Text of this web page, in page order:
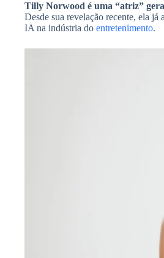
Tilly Norwood é uma “atriz”
Desde sua revelação recente, ela já
IA na indústria do entretenimento.